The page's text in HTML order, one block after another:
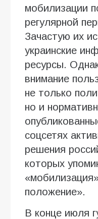
мобилизации
регулярной
Зачастую их
украинские
ресурсы.
внимание
не только
но и
соцсетях
решения
которых
положение».
В конце июля